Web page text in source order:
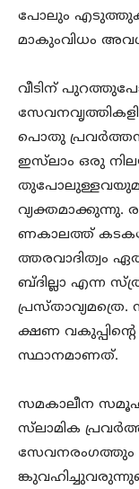
പോലും
മാകുംവിധം
വീടിന്
പൊതു
ഇസ്‌ലാം ഒരു
വ്യക്തമാക്കുന്നു.
ണകാലത്ത്
ത്തരവാദിത്വം
ബ്ദില്ലാ എന്ന
ക്ഷണ
സ്ഥാനമാണത്.
സമകാലീന
സ്‌ലാമിക
സേവനരംഗത്തും